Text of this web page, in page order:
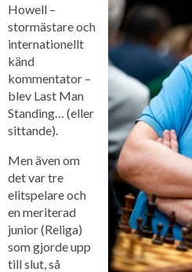
Howell –
stormästare och
internationellt
känd
kommentator –
blev Last Man
Standing… (eller
sittande).
Men även om
det var tre
elitspelare och
en meriterad
junior (Religa)
som gjorde upp
till slut, så